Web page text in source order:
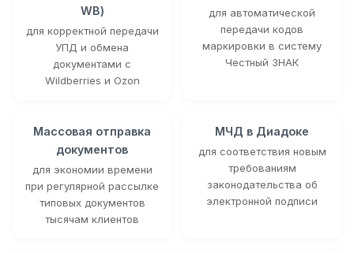
WB)
для корректной передачи
УПД и обмена
документами с
Wildberries и Ozon
для автоматической
передачи кодов
маркировки в систему
Честный ЗНАК
Массовая отправка
документов
для экономии времени
при регулярной рассылке
типовых документов
тысячам клиентов
МЧД в Диадоке
для соответствия новым
требованиям
законодательства об
электронной подписи